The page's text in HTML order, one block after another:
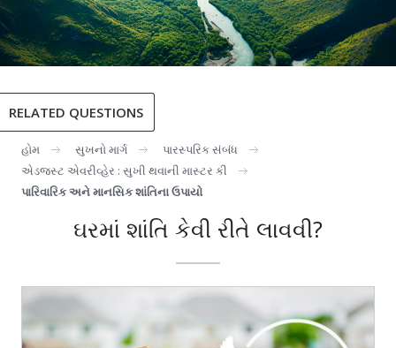
RELATED QUESTIONS
હોમ સુખનો માર્ગ
પારસ્પરિક સંબંધ
એડજસ્ટ એવરીવ્હેર : સુખી થવાની માસ્ટર કી
પારિવારિક અને માનસિક શાંતિના ઉપાયો
ઘરમાં શાંતિ કેવી રીતે લાવવી?